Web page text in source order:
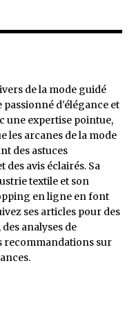
de la mode guidé
d'élégance et
une expertise pointue,
les arcanes de la mode
des astuces
avis éclairés. Sa
textile et son
en ligne en font
ses articles pour des
analyses de
recommandations sur